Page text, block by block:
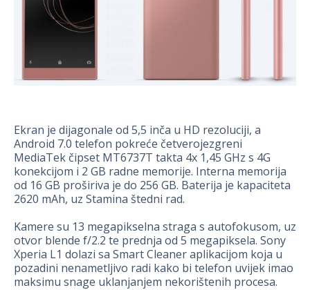
Ekran je dijagonale od 5,5 inča u HD rezoluciji, a
Android 7.0 telefon pokreće četverojezgreni
MediaTek čipset MT6737T takta 4x 1,45 GHz s 4G
konekcijom i 2 GB radne memorije. Interna memorija
od 16 GB proširiva je do 256 GB. Baterija je kapaciteta
2620 mAh, uz Stamina štedni rad.
Kamere su 13 megapikselna straga s autofokusom, uz
otvor blende f/2.2 te prednja od 5 megapiksela. Sony
Xperia L1 dolazi sa Smart Cleaner aplikacijom koja u
pozadini nenametljivo radi kako bi telefon uvijek imao
maksimu snage uklanjanjem nekorištenih procesa.